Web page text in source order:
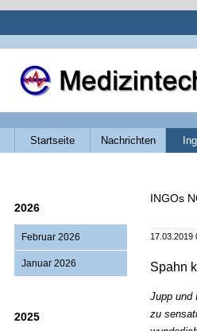
Navigation
überspringen
Startseite Nachrichten
2026
Februar 2026
Januar 2026
2025
INGOs
17.03.2019
Spahn
Jupp und
zu